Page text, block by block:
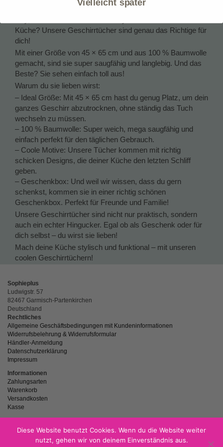
Küche? Unsere Geschirrtücher sind genau das Richtige für
dich!
Mit einer Größe von 45 × 65 cm und aus 100 % Baumwolle
gemacht, sind sie super saugfähig und langlebig. Und das
Beste? Sie sehen einfach toll aus!
Warum du sie lieben wirst:
– Ideal Größe: Mit 45 × 65 cm hast du genug Platz, um dein
ganzes Geschirr abzutrocknen, ohne ständig das Tuch
wechseln zu müssen.
– 100 % Baumwolle: Super weich, mega saugfähig und
einfach perfekt für den täglichen Gebrauch.
– Coole Motive: Unsere Tücher kommen mit richtig
schicken Designs, die deiner Küche den letzten Schliff
geben.
– Geschenkbox: Und weil wir wissen, dass du gern
schenkst, kommen sie in einer richtig schönen
Geschenkbox. Perfekt für Freunde und Familie!
Unsere Geschirrtücher sind nicht nur praktisch, sondern
auch ein echter Hingucker. Egal ob als Geschenk oder für
dich selbst – du wirst sie lieben!
Mach deine Küche stylisch und funktional – mit unseren
coolen Geschirrtüchern!
Sophieplus
Ludwigstr. 57
82467 Garmisch-Partenkirchen
Deutschland
Rechtliches
Allgemeine Geschäftsbedingungen mit Kundeninformationen
Widerrufsbelehrung & Widerrufsformular
Händler-Anmeldung
Datenschutzerklärung
Impressum
Informationen
Zahlungsarten
Warenkorb
Versandkosten
Kasse
powered byNetzspitze.de
Diese Website benutzt Cookies. Wenn du die Website weiter
nutzt, gehen wir von deinem Einverständnis aus.